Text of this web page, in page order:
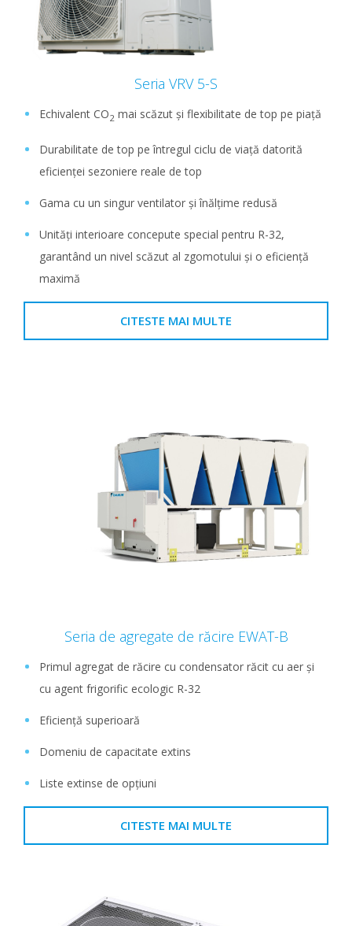
Seria VRV 5-S
Echivalent CO2 mai scăzut și flexibilitate de top pe piață
Durabilitate de top pe întregul ciclu de viață datorită
eficienței sezoniere reale de top
Gama cu un singur ventilator și înălțime redusă
Unități interioare concepute special pentru R-32,
garantând un nivel scăzut al zgomotului și o eficiență
maximă
CITESTE MAI MULTE
Seria de agregate de răcire EWAT-B
Primul agregat de răcire cu condensator răcit cu aer și
cu agent frigorific ecologic R-32
Eficiență superioară
Domeniu de capacitate extins
Liste extinse de opțiuni
CITESTE MAI MULTE